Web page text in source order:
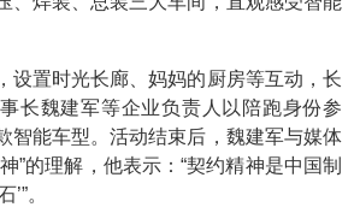
设置时光长廊、妈妈的厨房等互动，长
长魏建军等企业负责人以陪跑身份参
智能车型。活动结束后，魏建军与媒体
”的理解，他表示：“契约精神是中国制
。